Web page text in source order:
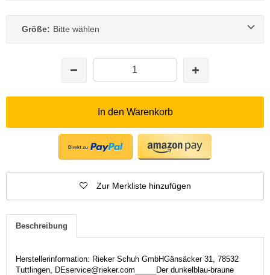
Größe: Bitte wählen
In den Warenkorb
Zur Merkliste hinzufügen
Beschreibung
Herstellerinformation: Rieker Schuh GmbHGänsäcker 31, 78532
Tuttlingen, DEservice@rieker.com_____Der dunkelblau-braune